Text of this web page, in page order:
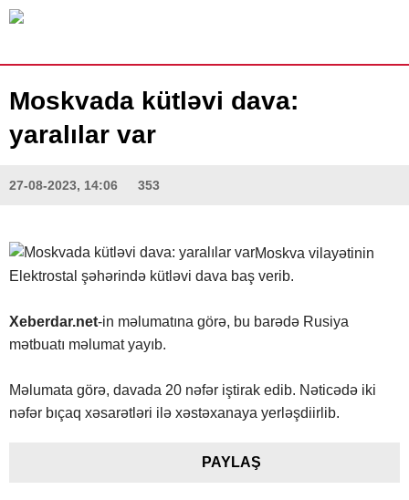
Moskvada kütləvi dava:
yaralılar var
27-08-2023, 14:06 353
Moskva vilayətinin
Elektrostal şəhərində kütləvi dava baş verib.
Xeberdar.net-in məlumatına görə, bu barədə Rusiya
mətbuatı məlumat yayıb.
Məlumata görə, davada 20 nəfər iştirak edib. Nəticədə iki
nəfər bıçaq xəsarətləri ilə xəstəxanaya yerləşdiirlib.
PAYLAŞ